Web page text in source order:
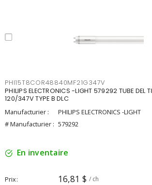
PHI15T8COR48840MF21G347V
PHILIPS ELECTRONICS -LIGHT 579292 TUBE DEL
120/347V TYPE B DLC
Manufacturier :
PHILIPS ELECTRONICS -LIGHT
# Manufacturier : 579292
En inventaire
Prix 16,81 $ / ch